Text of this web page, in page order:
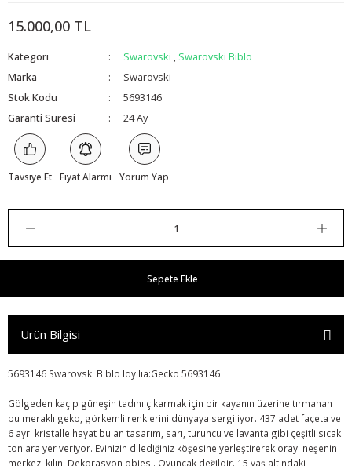
15.000,00 TL
Kategori Swarovski , Swarovski Biblo
Marka
Swarovski
Stok Kodu
5693146
Garanti Süresi
24 Ay
Tavsiye Et Fiyat Alarmı Yorum Yap
Sepete Ekle
Ürün Bilgisi
5693146 Swarovski Biblo Idyllıa:Gecko 5693146
Gölgeden kaçıp güneşin tadını çıkarmak için bir kayanın üzerine tırmanan
bu meraklı geko, görkemli renklerini dünyaya sergiliyor. 437 adet façeta ve
6 ayrı kristalle hayat bulan tasarım, sarı, turuncu ve lavanta gibi çeşitli sıcak
tonlara yer veriyor. Evinizin dilediğiniz köşesine yerleştirerek orayı neşenin
merkezi kılın. Dekorasyon objesi. Oyuncak değildir. 15 yaş altındaki